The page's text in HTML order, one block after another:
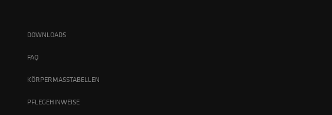
DOWNLOADS
FAQ
KÖRPERMASSTABELLEN
PFLEGEHINWEISE